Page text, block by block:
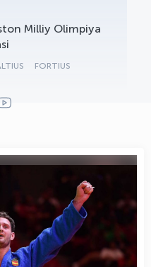
Milliy Olimpiya
FORTIUS